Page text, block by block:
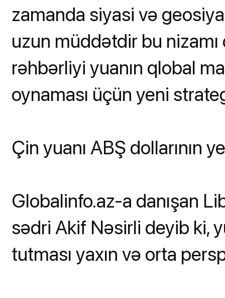
zamanda siyasi və
uzun müddətdir bu
rəhbərliyi yuanın qlobal
oynaması üçün yeni
Çin yuanı ABŞ dollarının
Globalinfo.az-a danışan
sədri Akif Nəsirli deyib ki,
tutması yaxın və orta